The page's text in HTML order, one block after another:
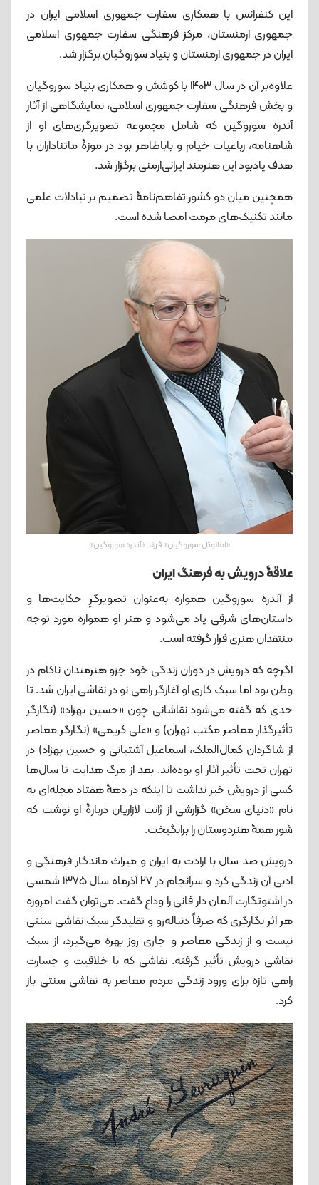
این کنفرانس با همکاری سفارت جمهوری اسلامی ایران در
جمهوری ارمنستان، مرکز فرهنگی سفارت جمهوری اسلامی
ایران در جمهوری ارمنستان و بنیاد سوروگیان برگزار شد.
علاوه‌بر آن در سال ۱۴۰۳ با کوشش و همکاری بنیاد سوروگیان
و بخش فرهنگی سفارت جمهوری اسلامی، نمایشگاهی از آثار
آندره سوروگین که شامل مجموعه تصویرگری‌های او از
شاهنامه، رباعیات خیام و باباطاهر بود در موزۀ ماتناداران با
هدف یادبود این هنرمند ایرانی‌ارمنی برگزار شد.
همچنین میان دو کشور تفاهم‌نامۀ تصمیم بر تبادلات علمی
مانند تکنیک‌های مرمت امضا شده است.
«امانوئل سوروگیان» فرزند «آندره سوروگین»
علاقۀ درویش به فرهنگ ایران
از آندره سوروگین همواره به‌عنوان تصویرگرِ حکایت‌ها و
داستان‌های شرقی یاد می‌شود و هنر او همواره مورد توجه
منتقدان هنری قرار گرفته ‌است.
اگرچه که درویش در دوران زندگی خود جزو هنرمندان ناکام در
وطن بود اما سبک کاری او آغازگر راهی نو در نقاشی ایران شد. تا
حدی که گفته می‌شود نقاشانی چون «حسین بهزاد» (نگارگر
تأثیرگذار معاصر مکتب تهران) و «علی کریمی» (نگارگر معاصر
از شاگردان کمال‌الملک، اسماعیل آشتیانی و حسین بهزاد) در
تهران تحت تأثیر آثار او بوده‌اند. بعد از مرگ هدایت تا سال‌ها
کسی از درویش خبر نداشت تا اینکه در دهۀ هفتاد مجله‌ای به
نام «دنیای سخن» گزارشی از ژانت لازاریان دربارۀ او نوشت که
شور همۀ هنردوستان را برانگیخت.
درویش صد سال با ارادت به ایران و میراث ماندگار فرهنگی و
ادبی آن زندگی کرد و سرانجام در ۲۷ آذرماه سال ۱۳۷۵ شمسی
در اشتوتگارت آلمان دار فانی را وداع گفت. می‌توان گفت امروزه
هر اثر نگارگری که صرفاً دنباله‌رو و تقلیدگر سبک نقاشی سنتی
نیست و از زندگی معاصر و جاری روز بهره می‌گیرد، از سبک
نقاشی درویش تأثیر گرفته. نقاشی که با خلاقیت و جسارت
راهی تازه برای ورود زندگی مردم معاصر به نقاشی سنتی باز
کرد.